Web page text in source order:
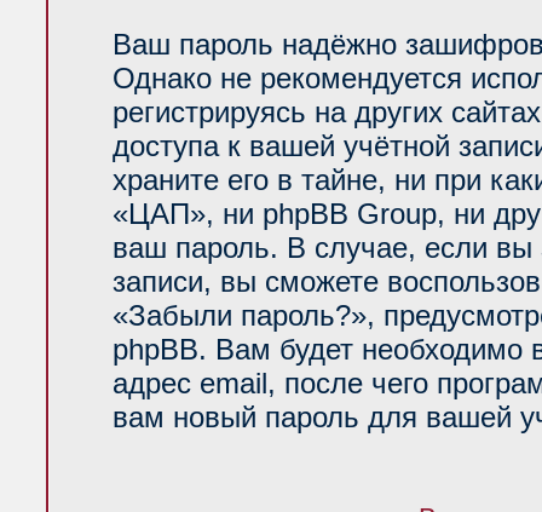
Ваш пароль надёжно
Однако не рекомендуется
регистрируясь на других
доступа к вашей учётной
храните его в тайне, ни при
«ЦАП», ни phpBB Group, ни
ваш пароль. В случае, если вы
записи, вы сможете
«Забыли пароль?»,
phpBB. Вам будет необходимо
адрес email, после чего
вам новый пароль для вашей